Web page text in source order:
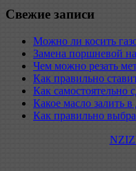
Свежие записи
Можно ли косить
Замена поршневой
Чем можно резать
Как правильно
Как самостоятельно
Какое масло залить
Как правильно